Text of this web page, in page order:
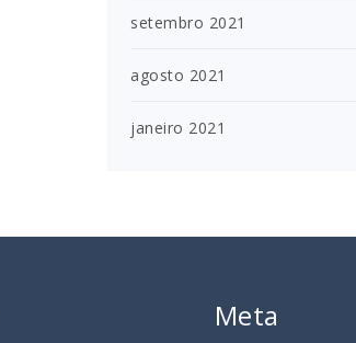
setembro 2021
agosto 2021
janeiro 2021
Meta